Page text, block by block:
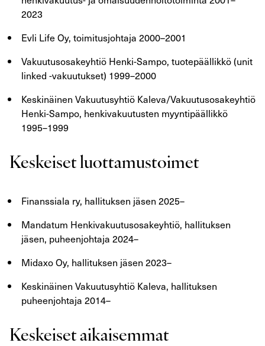
2023
Evli Life Oy, toimitusjohtaja 2000–2001
Vakuutusosakeyhtiö Henki-Sampo, tuotepäällikkö (unit
linked -vakuutukset) 1999–2000
Keskinäinen Vakuutusyhtiö Kaleva/Vakuutusosakeyhtiö
Henki-Sampo, henkivakuutusten myyntipäällikkö
1995–1999
Keskeiset luottamustoimet
Finanssiala ry, hallituksen jäsen 2025–
Mandatum Henkivakuutusosakeyhtiö, hallituksen
jäsen, puheenjohtaja 2024–
Midaxo Oy, hallituksen jäsen 2023–
Keskinäinen Vakuutusyhtiö Kaleva, hallituksen
puheenjohtaja 2014–
Keskeiset aikaisemmat